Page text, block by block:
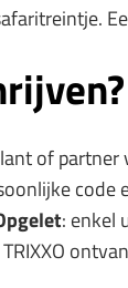
of partner
code
: enkel